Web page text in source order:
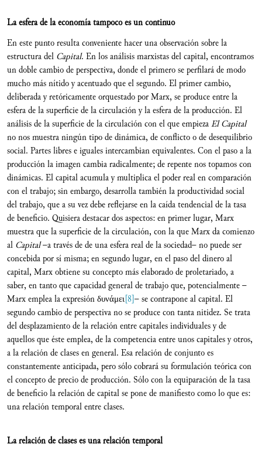
La esfera de la economía tampoco es un continuo
En este punto resulta conveniente hacer una observación sobre la
estructura del Capital. En los análisis marxistas del capital, encontramos
un doble cambio de perspectiva, donde el primero se perfilará de modo
mucho más nítido y acentuado que el segundo. El primer cambio,
deliberada y retóricamente orquestado por Marx, se produce entre la
esfera de la superficie de la circulación y la esfera de la producción. El
análisis de la superficie de la circulación con el que empiezaEl Capital
no nos muestra ningún tipo de dinámica, de conflicto o de desequilibrio
social. Partes libres e iguales intercambian equivalentes. Con el paso a la
producción la imagen cambia radicalmente; de repente nos topamos con
dinámicas. El capital acumula y multiplica el poder real en comparación
con el trabajo; sin embargo, desarrolla también la productividad social
del trabajo, que a su vez debe reflejarse en la caída tendencial de la tasa
de beneficio. Quisiera destacar dos aspectos: en primer lugar, Marx
muestra que la superficie de la circulación, con la que Marx da comienzo
al Capital–a través de de una esfera real de la sociedad– no puede ser
concebida por sí misma; en segundo lugar, en el paso del dinero al
capital, Marx obtiene su concepto más elaborado de proletariado, a
saber, en tanto que capacidad general de trabajo que, potencialmente –
Marx emplea la expresión δυνάμει[8]– se contrapone al capital. El
segundo cambio de perspectiva no se produce con tanta nitidez. Se trata
del desplazamiento de la relación entre capitales individuales y de
aquellos que éste emplea, de la competencia entre unos capitales y otros,
a la relación de clases en general. Esa relación de conjunto es
constantemente anticipada, pero sólo cobrará su formulación teórica con
el concepto de precio de producción. Sólo con la equiparación de la tasa
de beneficio la relación de capital se pone de manifiesto como lo que es:
una relación temporal entre clases.
La relación de clases es una relación temporal